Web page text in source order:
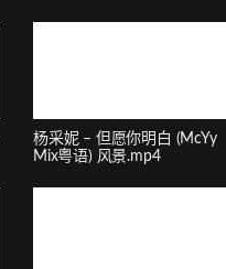
杨采妮 – 但愿你明白 (McYy
Mix粤语) 风景.mp4